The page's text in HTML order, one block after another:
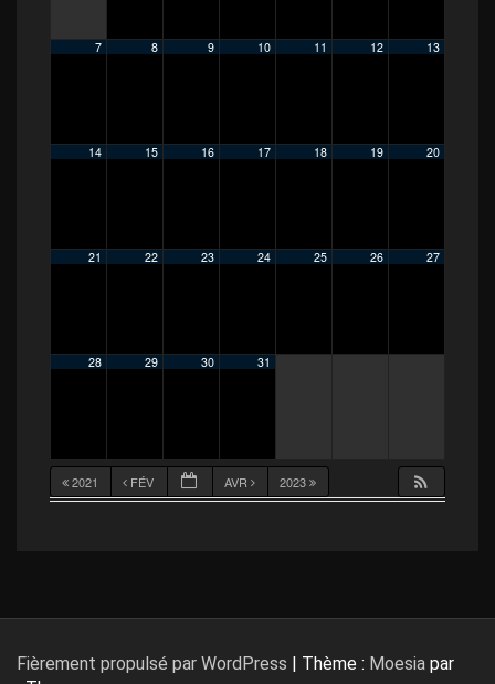
7 8 9 10 11 12 13
14 15 16 17 18 19 20
21 22 23 24 25 26 27
28 29 30 31
2021 FÉV AVR 2023
Fièrement propulsé par WordPress | Thème : Moesia par